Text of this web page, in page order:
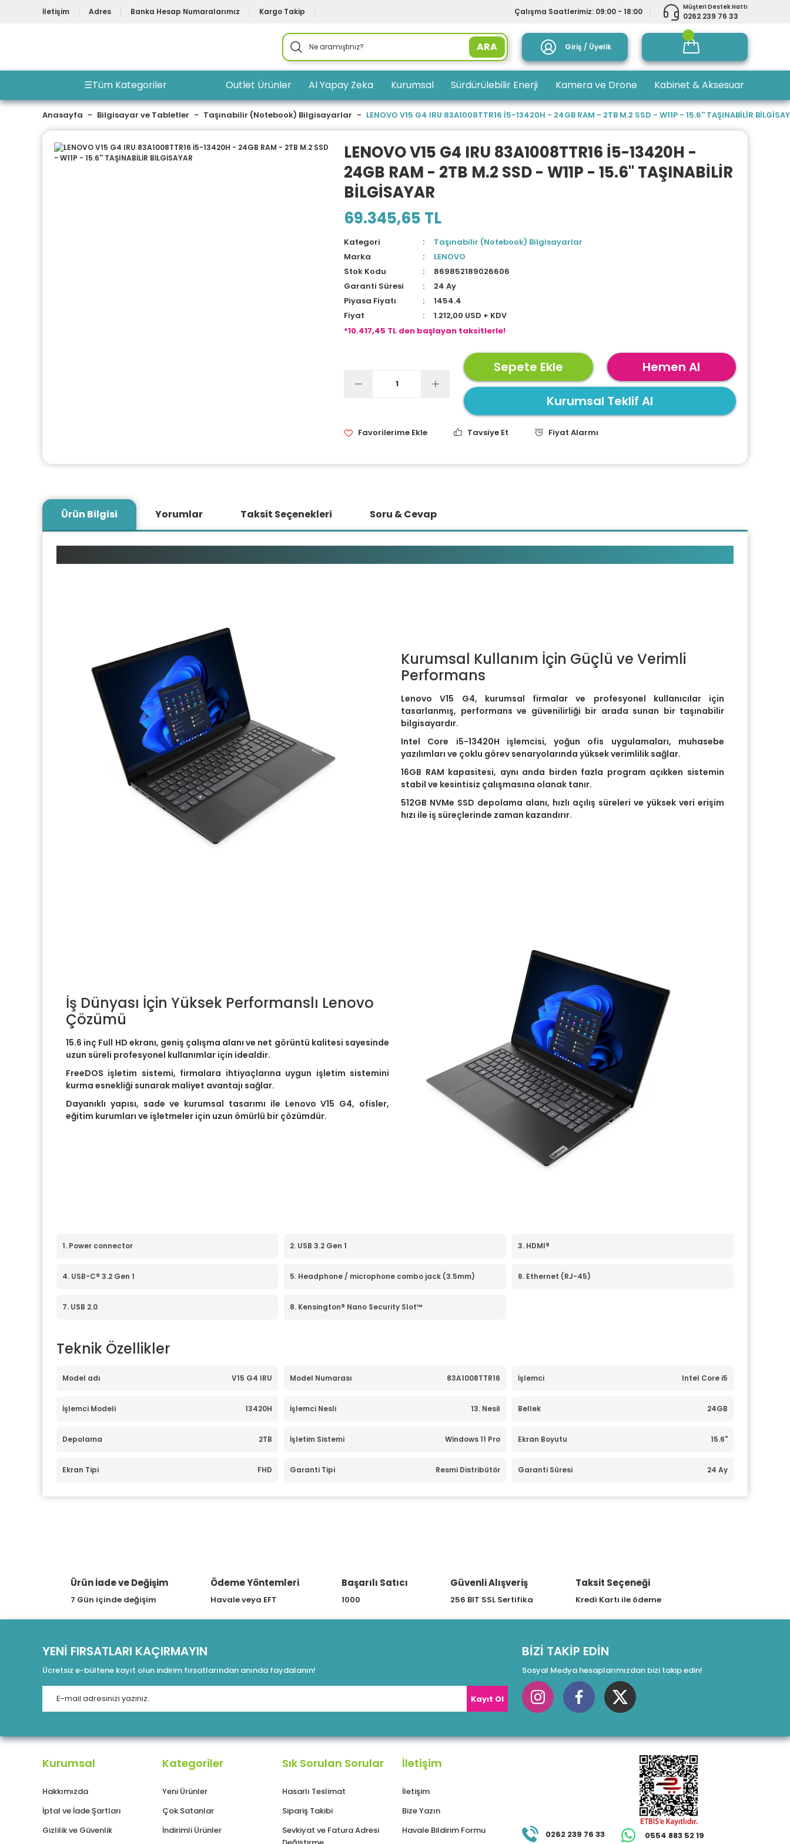
İletişim Adres Banka Hesap Numaralarımız Kargo Takip Çalışma Saatlerimiz: 09:00 - 18:00 Müşteri Destek Hattı
0262 239 76 33
ARA Giriş / Üyelik
☰Tüm Kategoriler Outlet Ürünler AI Yapay Zeka Kurumsal Sürdürülebilir Enerji Kamera ve Drone Kabinet & Aksesuar
Anasayfa Bilgisayar ve Tabletler Taşınabilir (Notebook) Bilgisayarlar LENOVO V15 G4 IRU 83A1008TTR16 İ5-13420H - 24GB RAM - 2TB M.2 SSD - W11P - 15.6'' TAŞINABİLİR
LENOVO V15 G4 IRU 83A1008TTR16 İ5-13420H -
24GB RAM - 2TB M.2 SSD - W11P - 15.6'' TAŞINABİLİR
BİLGİSAYAR
69.345,65 TL
Kategori
Taşınabilir (Notebook) Bilgisayarlar
Marka
LENOVO
Stok Kodu
869852189026606
Garanti Süresi
24 Ay
Piyasa Fiyatı
1454.4
Fiyat
1.212,00 USD + KDV
*10.417,45 TL den başlayan taksitlerle!
Sepete Ekle Hemen Al
Kurumsal Teklif Al
Tavsiye Et Fiyat Alarmı
Ürün Bilgisi Yorumlar Taksit Seçenekleri Soru & Cevap
Kurumsal Kullanım İçin Güçlü ve Verimli
Performans
Lenovo V15 G4, kurumsal firmalar ve profesyonel kullanıcılar için
tasarlanmış, performans ve güvenilirliği bir arada sunan bir taşınabilir
bilgisayardır.
Intel Core i5-13420H işlemcisi, yoğun ofis uygulamaları, muhasebe
yazılımları ve çoklu görev senaryolarında yüksek verimlilik sağlar.
16GB RAM kapasitesi, aynı anda birden fazla program açıkken sistemin
stabil ve kesintisiz çalışmasına olanak tanır.
512GB NVMe SSD depolama alanı, hızlı açılış süreleri ve yüksek veri erişim
hızı ile iş süreçlerinde zaman kazandırır.
İş Dünyası İçin Yüksek Performanslı Lenovo
Çözümü
15.6 inç Full HD ekranı, geniş çalışma alanı ve net görüntü kalitesi sayesinde
uzun süreli profesyonel kullanımlar için idealdir.
FreeDOS işletim sistemi, firmalara ihtiyaçlarına uygun işletim sistemini
kurma esnekliği sunarak maliyet avantajı sağlar.
Dayanıklı yapısı, sade ve kurumsal tasarımı ile Lenovo V15 G4, ofisler,
eğitim kurumları ve işletmeler için uzun ömürlü bir çözümdür.
1. Power connector 2. USB 3.2 Gen 1 3. HDMI®
4. USB-C® 3.2 Gen 1 5. Headphone / microphone combo jack (3.5mm) 6. Ethernet (RJ-45)
7. USB 2.0 8. Kensington® Nano Security Slot™
Teknik Özellikler
Model adı V15 G4 IRU Model Numarası 83A1008TTR16 İşlemci Intel Core i5
İşlemci Modeli 13420H İşlemci Nesli 13. Nesil Bellek 24GB
Depolama 2TB İşletim Sistemi Windows 11 Pro Ekran Boyutu 15.6"
Ekran Tipi FHD Garanti Tipi Resmi Distribütör Garanti Süresi 24 Ay
Ürün İade ve Değişim
7 Gün içinde değişim
Ödeme Yöntemleri
Havale veya EFT
Başarılı Satıcı
1000
Güvenli Alışveriş
256 BIT SSL Sertifika
Taksit Seçeneği
Kredi Kartı ile ödeme
YENİ FIRSATLARI KAÇIRMAYIN
Ücretsiz e-bültene kayıt olun indirim fırsatlarından anında faydalanın!
Kayıt Ol
BİZİ TAKİP EDİN
Sosyal Medya hesaplarımızdan bizi takip edin!
Kurumsal
Hakkımızda
İptal ve İade Şartları
Gizlilik ve Güvenlik
Kategoriler
Yeni Ürünler
Çok Satanlar
İndirimli Ürünler
Sık Sorulan Sorular
Hasarlı Teslimat
Sipariş Takibi
Sevkiyat ve Fatura Adresi
İletişim
İletişim
Bize Yazın
Havale Bildirim Formu
0262 239 76 33 0554 883 52 19